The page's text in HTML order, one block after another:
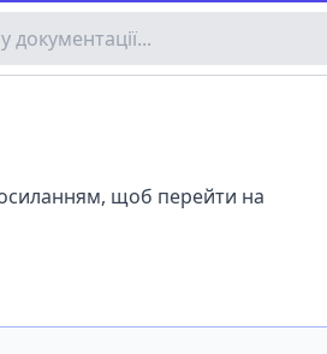
щоб перейти на